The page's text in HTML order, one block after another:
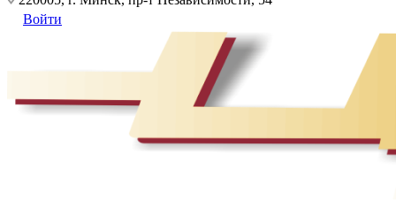
Войти